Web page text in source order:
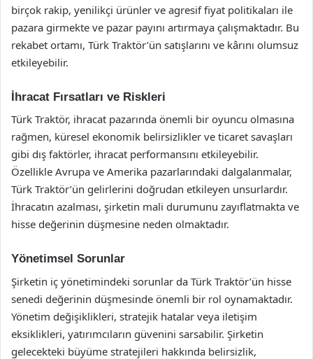
birçok rakip, yenilikçi ürünler ve agresif fiyat politikaları ile
pazara girmekte ve pazar payını artırmaya çalışmaktadır. Bu
rekabet ortamı, Türk Traktör’ün satışlarını ve kârını olumsuz
etkileyebilir.
İhracat Fırsatları ve Riskleri
Türk Traktör, ihracat pazarında önemli bir oyuncu olmasına
rağmen, küresel ekonomik belirsizlikler ve ticaret savaşları
gibi dış faktörler, ihracat performansını etkileyebilir.
Özellikle Avrupa ve Amerika pazarlarındaki dalgalanmalar,
Türk Traktör’ün gelirlerini doğrudan etkileyen unsurlardır.
İhracatın azalması, şirketin mali durumunu zayıflatmakta ve
hisse değerinin düşmesine neden olmaktadır.
Yönetimsel Sorunlar
Şirketin iç yönetimindeki sorunlar da Türk Traktör’ün hisse
senedi değerinin düşmesinde önemli bir rol oynamaktadır.
Yönetim değişiklikleri, stratejik hatalar veya iletişim
eksiklikleri, yatırımcıların güvenini sarsabilir. Şirketin
gelecekteki büyüme stratejileri hakkında belirsizlik,